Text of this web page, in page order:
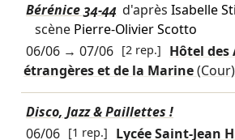
Bérénice 34-44 d'après Isabelle
scène Pierre-Olivier Scotto
06/06→ 07/06 [2 rep.]
Hôtel des
étrangères et de la Marine(Cour)
Disco, Jazz & Paillettes !
06/06 [1 rep.] Lycée Saint-Jean